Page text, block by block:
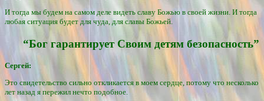
И тогда мы будем на самом деле видеть славу Божью в своей жизни. И тогда
любая ситуация будет для чуда, для славы Божьей.
“Бог гарантирует Своим детям безопасность”
Сергей:
Это свидетельство сильно откликается в моем сердце, потому что несколько
лет назад я пережил нечто подобное.